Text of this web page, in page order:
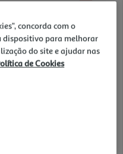
com resultados
concorda com o
dispositivo para melhorar
do site e ajudar nas
de Cookies